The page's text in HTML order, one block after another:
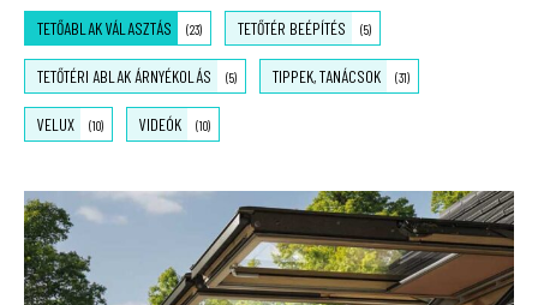
TETŐABLAK VÁLASZTÁS (23) TETŐTÉR BEÉPÍTÉS (5)
TETŐTÉRI ABLAK ÁRNYÉKOLÁS (5) TIPPEK, TANÁCSOK (31)
VELUX (10) VIDEÓK (10)